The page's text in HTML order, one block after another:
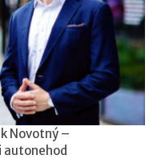
Novotný –
autonehod